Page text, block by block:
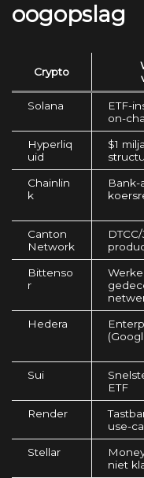
oogopslag
Crypto
Solana
ETF-
on-
Hyperliq
uid
$1
Chainlin
k
Bank-
Canton
Network
Bittenso
r
Hedera
Sui
ETF
Render
use-
Stellar
niet